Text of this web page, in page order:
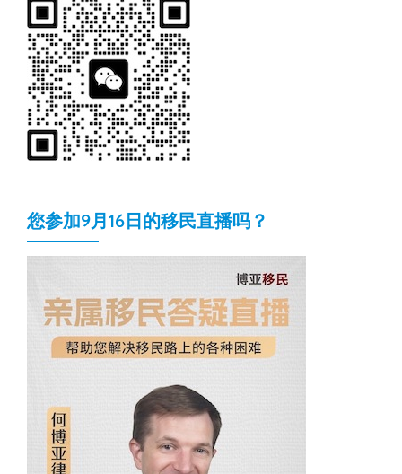
您参加9月16日的移民直播吗？